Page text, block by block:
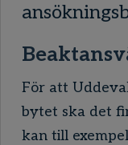
För att
bytet ska det
kan till